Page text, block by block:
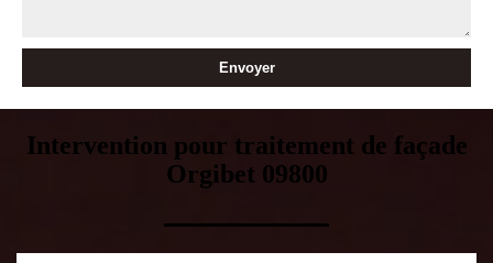
Intervention pour traitement de façade
Orgibet 09800